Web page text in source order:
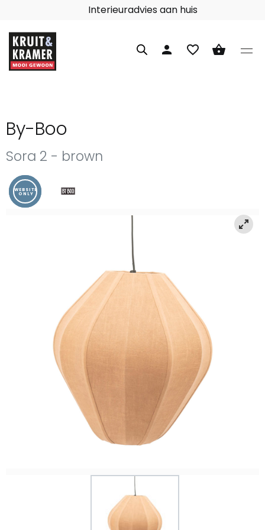
Interieuradvies aan huis
person favorite_border shopping_basket
By-Boo
Sora 2 - brown
WEBSITE
ONLY